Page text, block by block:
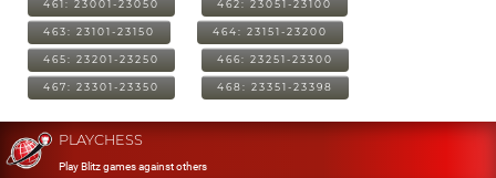
461: 23001-23050 462: 23051-23100
463: 23101-23150 464: 23151-23200
465: 23201-23250 466: 23251-23300
467: 23301-23350 468: 23351-23398
PLAYCHESS
Play Blitz games against others